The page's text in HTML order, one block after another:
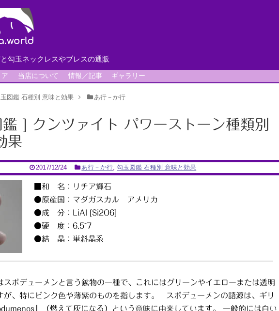
勾玉ネックレスやブレスの通販
当店について 情報／記事 ギャラリー
図鑑 石種別 意味と効果 あ行－か行
鑑 ] クンツァイト パワーストーン種類別
果
2017/12/24 あ行－か行,勾玉図鑑 石種別 意味と効果
■和 名：リチア輝石
●原産国：マダガスカル アメリカ
●成 分：LiAl [Si2O6]
●硬 度：6.5~7
●結 晶：単斜晶系
スポデューメンと言う鉱物の一種で、これにはグリーンやイエローまたは透明
が、特にピンク色や薄紫のものを指します。 スポデューメンの語源は、ギリ
」（燃えて灰になる）という意味に由来しています。 一般的には白い